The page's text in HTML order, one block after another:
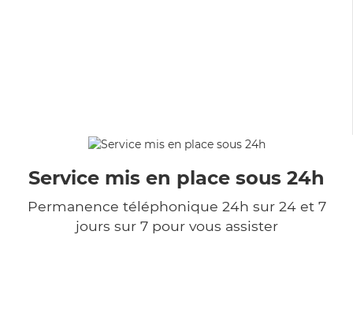
Service mis en place sous 24h
Permanence téléphonique 24h sur 24 et 7
jours sur 7 pour vous assister